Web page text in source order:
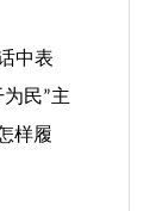
中表
民”主
样履